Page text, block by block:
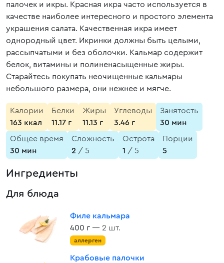
палочек и икры. Красная икра часто используется в
качестве наиболее интересного и простого элемента
украшения салата. Качественная икра имеет
однородный цвет. Икринки должны быть целыми,
рассыпчатыми и без оболочки. Кальмар содержит
белок, витамины и полиненасыщенные жиры.
Старайтесь покупать неочищенные кальмары
небольшого размера, они нежнее и мягче.
Калории
163 ккал
Белки
11.17 г
Жиры
11.13 г
Углеводы
3.46 г
Занятость
30 мин
Общее время
30 мин
Сложность
2 / 5
Острота
1 / 5
Порции
5
Ингредиенты
Для блюда
Филе кальмара
400 г — 2 шт.
аллерген
Крабовые палочки